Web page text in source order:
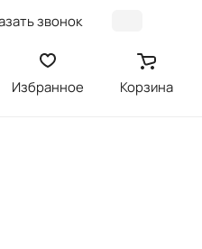
звонок
Избранное Корзина